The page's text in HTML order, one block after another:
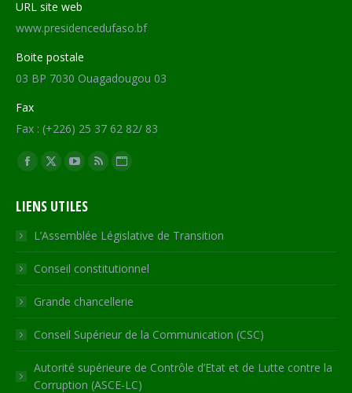
URL site web
www.presidencedufaso.bf
Boite postale
03 BP 7030 Ouagadougou 03
Fax
Fax : (+226) 25 37 62 82/ 83
Trouvez nous sur :
Facebook
opens
in
new
window
X
opens
in
new
window
YouTube
opens
in
new
window
RSS
in
new
window
Site
opens
in
new
LIENS UTILES
L’Assemblée Législative de Transition
Conseil constitutionnel
Grande chancellerie
Conseil Supérieur de la Communication (CSC)
Autorité supérieure de Contrôle d’Etat et de Lutte contre la
Corruption (ASCE-LC)